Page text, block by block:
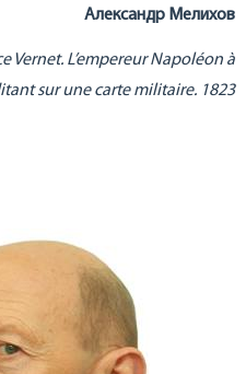
Александр Мелихов
Vernet. L’empereur Napoléon à
sur une carte militaire. 1823